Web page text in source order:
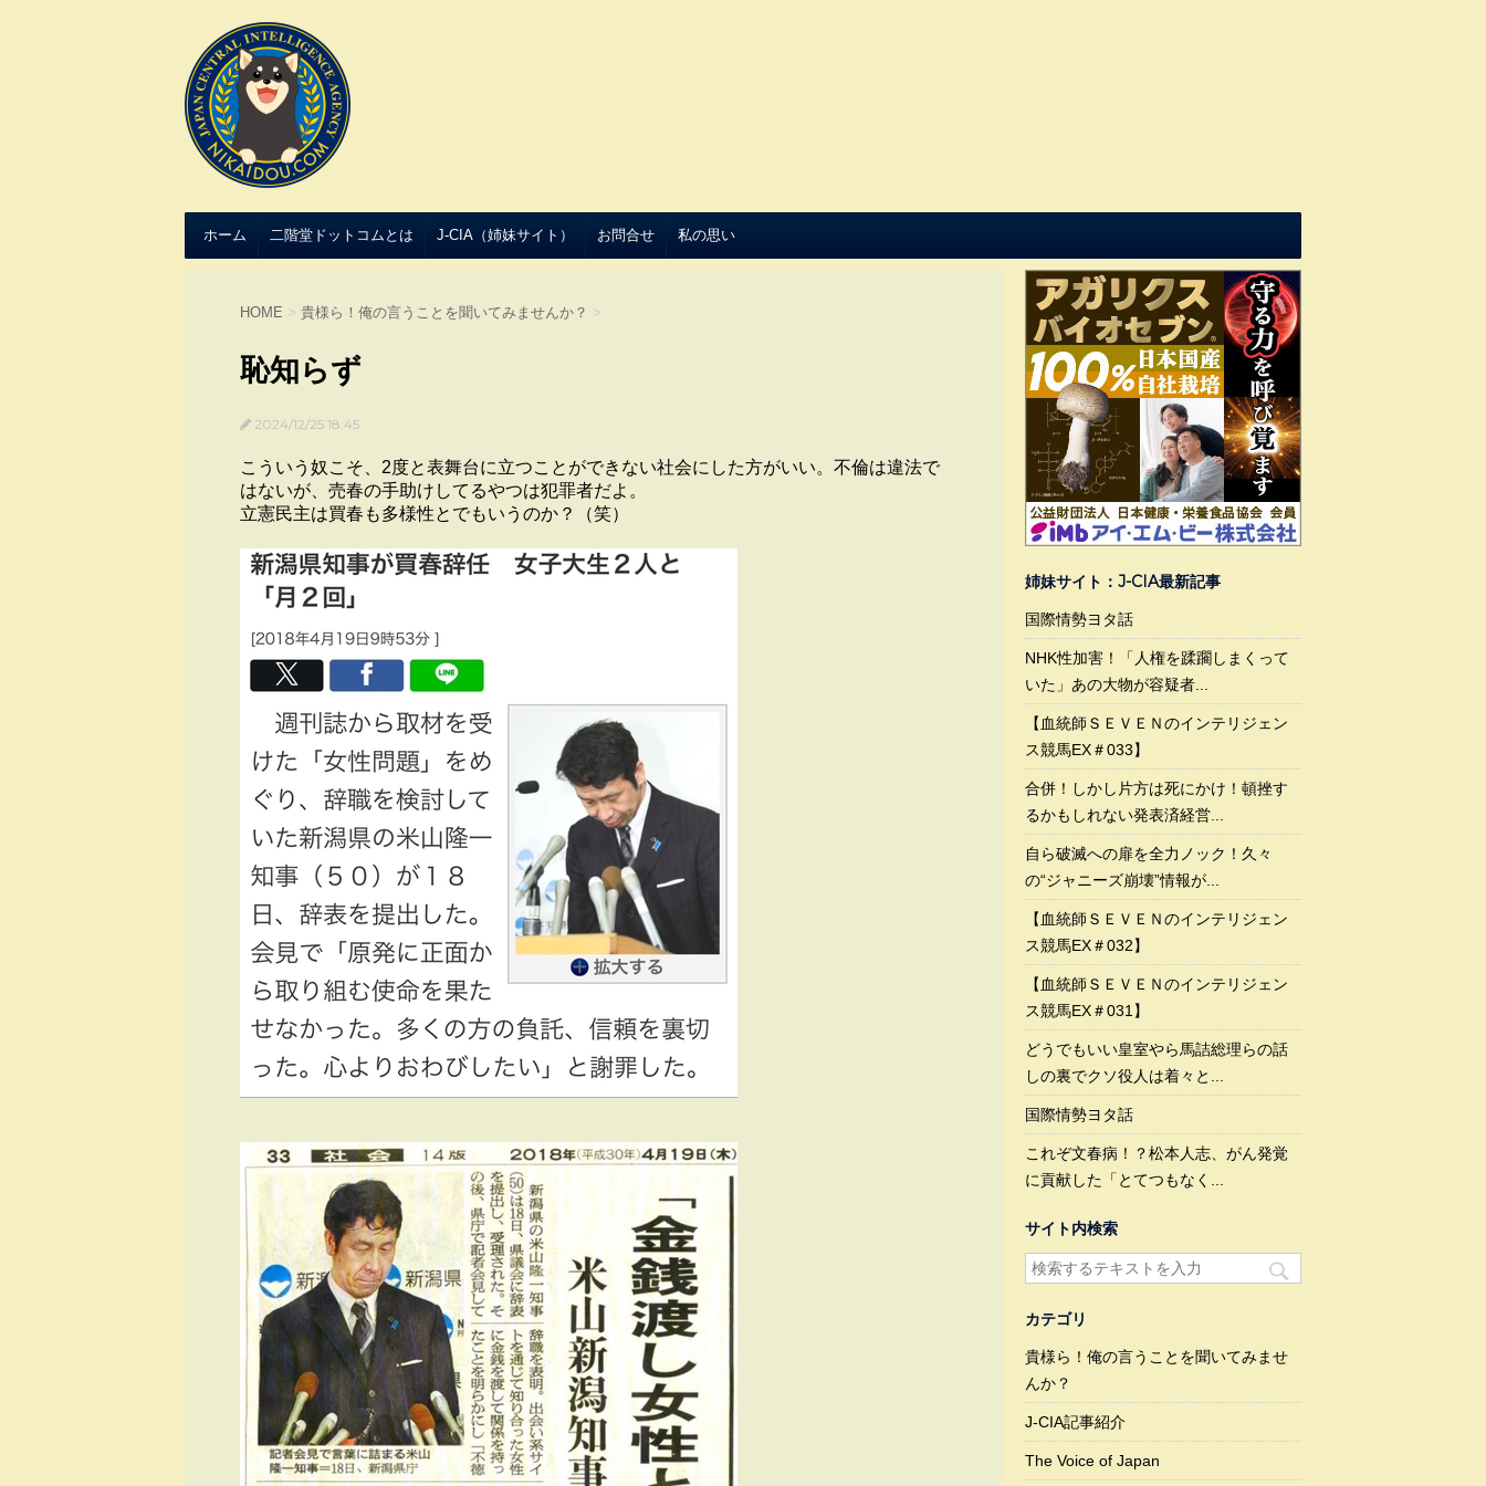
ホーム 二階堂ドットコムとは J-CIA（姉妹サイト） お問合せ 私の思い
HOME > 貴様ら！俺の言うことを聞いてみませんか？ >
恥知らず
2024/12/25 18:45
こういう奴こそ、2度と表舞台に立つことができない社会にした方がいい。不倫は違法で
はないが、売春の手助けしてるやつは犯罪者だよ。
立憲民主は買春も多様性とでもいうのか？（笑）
姉妹サイト：J-CIA最新記事
国際情勢ヨタ話
NHK性加害！「人権を蹂躙しまくって
いた」あの大物が容疑者...
【血統師ＳＥＶＥＮのインテリジェン
ス競馬EX＃033】
合併！しかし片方は死にかけ！頓挫す
るかもしれない発表済経営...
自ら破滅への扉を全力ノック！久々
の“ジャニーズ崩壊”情報が...
【血統師ＳＥＶＥＮのインテリジェン
ス競馬EX＃032】
【血統師ＳＥＶＥＮのインテリジェン
ス競馬EX＃031】
どうでもいい皇室やら馬詰総理らの話
しの裏でクソ役人は着々と...
国際情勢ヨタ話
これぞ文春病！？松本人志、がん発覚
に貢献した「とてつもなく...
サイト内検索
カテゴリ
貴様ら！俺の言うことを聞いてみませ
んか？
J-CIA記事紹介
The Voice of Japan